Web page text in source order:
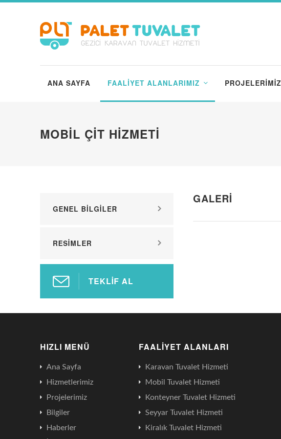
ANA SAYFA FAALIYET ALANLARIMIZ PROJELERIMIZ
MOBIL ÇİT HIZMETI
GENEL BILGILER
RESIMLER
TEKLIF AL
GALERI
HIZLI MENÜ
Ana Sayfa
Hizmetlerimiz
Projelerimiz
Bilgiler
Haberler
FAALIYET ALANLARI
Karavan Tuvalet Hizmeti
Mobil Tuvalet Hizmeti
Konteyner Tuvalet Hizmeti
Seyyar Tuvalet Hizmeti
Kiralık Tuvalet Hizmeti